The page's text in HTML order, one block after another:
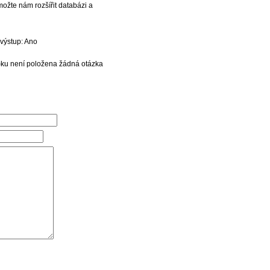
nám rozšířit databázi a
Ano
není položena žádná otázka